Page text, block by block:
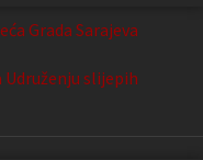
Grada Sarajeva
Udruženju slijepih